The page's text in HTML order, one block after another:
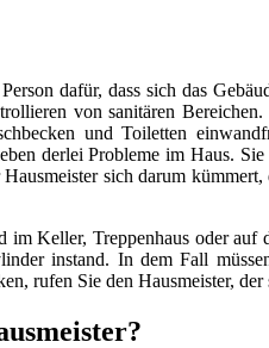
dafür, dass sich das
von sanitären
und Toiletten
derlei Probleme im Haus.
sich darum
Keller, Treppenhaus oder
instand. In dem Fall
rufen Sie den Hausmeister,